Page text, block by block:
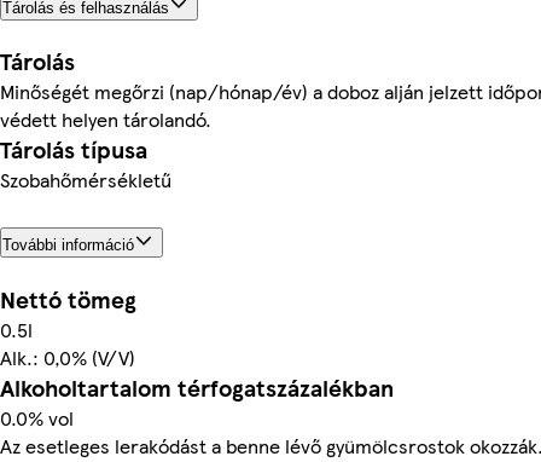
Tárolás és felhasználás
Tárolás
Minőségét megőrzi (nap/hónap/év) a doboz alján jelzett
védett helyen tárolandó.
Tárolás típusa
Szobahőmérsékletű
További információ
Nettó tömeg
0.5l
Alk.: 0,0% (V/V)
Alkoholtartalom térfogatszázalékban
0.0% vol
Az esetleges lerakódást a benne lévő gyümölcsrostok